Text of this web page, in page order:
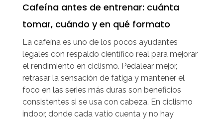
Cafeína antes de entrenar: cuánta
tomar, cuándo y en qué formato
La cafeína es uno de los pocos ayudantes
legales con respaldo científico real para mejorar
el rendimiento en ciclismo. Pedalear mejor,
retrasar la sensación de fatiga y mantener el
foco en las series más duras son beneficios
consistentes si se usa con cabeza. En ciclismo
indoor, donde cada vatio cuenta y no hay